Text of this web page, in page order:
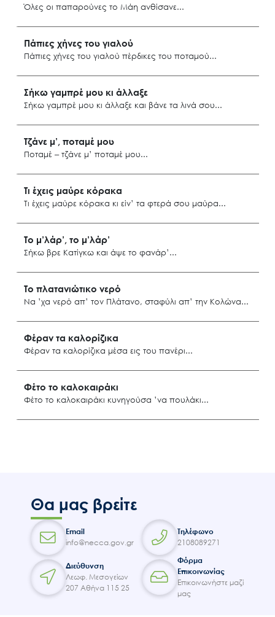
for:
Ο.ΦΥ.ΠΕ.Κ.Α.
Νέα – Δημοσιότητα
Μ.Δ.Π.Π.
Έργα
Εισιτήρια
Επικοινωνία
Όλες οι παπαρούνες το Μάη ανθίσανε
Ανατ. Αιγαίο
Πάπιες χήνες του γιαλού
Πάπιες χήνες του γιαλού πέρδικες του ποταμού
Φούρνοι Ικαρίας
Σήκω γαμπρέ μου κι άλλαξε
Σήκω γαμπρέ μου κι άλλαξε και βάνε τα λινά σου
Σαμοθράκη
Τζάνε μ’, ποταμέ μου
Ποταμέ ‒ τζάνε μ’ ποταμέ μου
Ανατ. Αιγαίο
Τι έχεις μαύρε κόρακα
Τι έχεις μαύρε κόρακα κι είν’ τα φτερά σου μαύρα
Φούρνοι Ικαρίας
Το μ’λάρ’, το μ’λάρ’
Σήκω βρε Κατίγκω και άψε το φανάρ’
Λέσβος
Το πλατανιώτικο νερό
Να ’χα νερό απ’ τον Πλάτανο, σταφύλι απ’ την Κολώνα
Φέραν τα καλορίζικα
Φέραν τα καλορίζικα μέσα εις του πανέρι
Φέτο το καλοκαιράκι
Φέτο το καλοκαιράκι κυνηγούσα ’να πουλάκι
Θα μας βρείτε
Email
info@necca.gov.gr
Τηλέφωνο
2108089271
Διεύθυνση
Λεωφ. Μεσογείων
207 Αθήνα 115 25
Φόρμα
Επικοινωνίας
Επικοινωνήστε μαζί
μας